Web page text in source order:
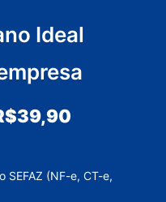
Ideal
SEFAZ (NF-e​, CT-e,